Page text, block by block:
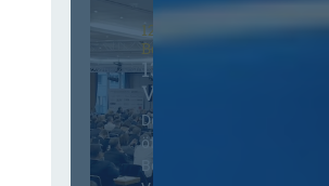
12. & 13. November 2026 in
Berlin
13. Deutscher
Vergabetag
Der Jahreskongress für
öffentliches
Beschaffungswesen und